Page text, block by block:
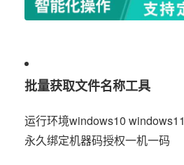
批量获取文件名称工具
运行环境windows10 windows11
永久绑定机器码授权一机一码